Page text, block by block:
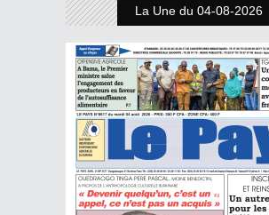
La Une du 04-08-2026